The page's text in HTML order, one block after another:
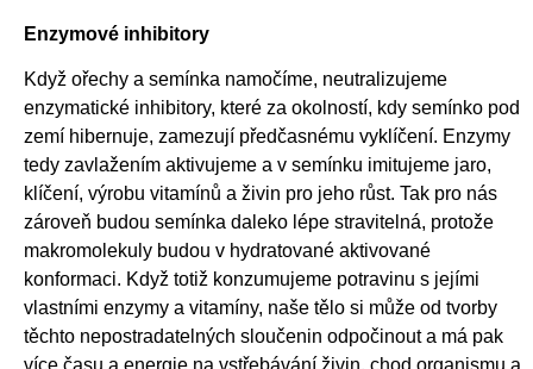
Enzymové inhibitory
Když ořechy a semínka namočíme, neutralizujeme
enzymatické inhibitory, které za okolností, kdy semínko pod
zemí hibernuje, zamezují předčasnému vyklíčení. Enzymy
tedy zavlažením aktivujeme a v semínku imitujeme jaro,
klíčení, výrobu vitamínů a živin pro jeho růst. Tak pro nás
zároveň budou semínka daleko lépe stravitelná, protože
makromolekuly budou v hydratované aktivované
konformaci. Když totiž konzumujeme potravinu s jejími
vlastními enzymy a vitamíny, naše tělo si může od tvorby
těchto nepostradatelných sloučenin odpočinout a má pak